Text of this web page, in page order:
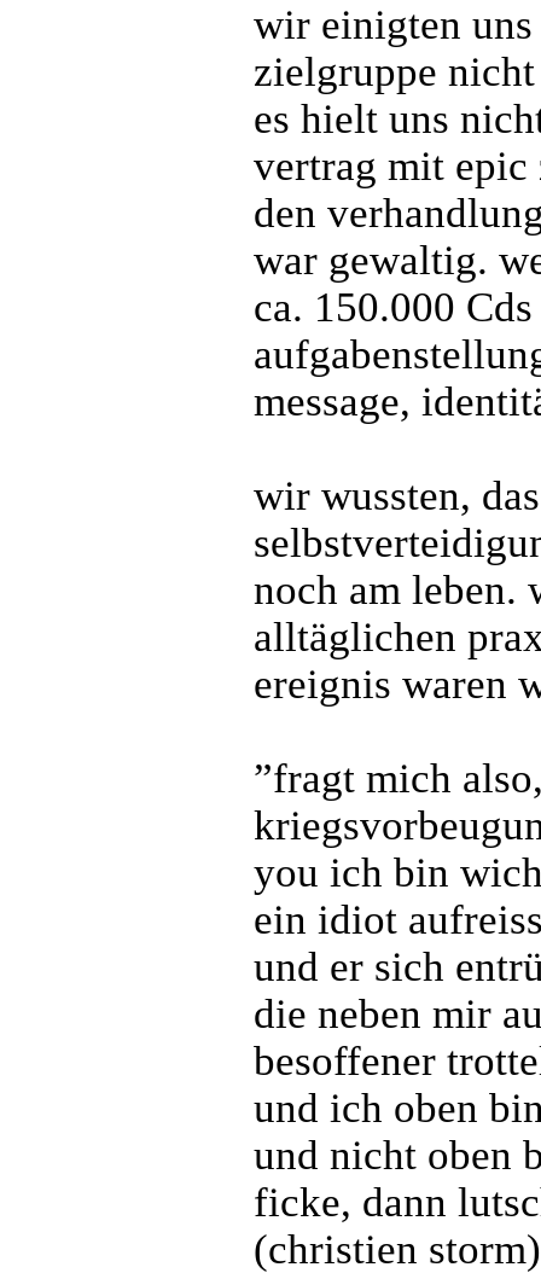
wir einigten uns
zielgruppe
es hielt uns
vertrag mit epic
den
war gewaltig.
ca. 150.000
message,
wir wussten,
noch am leben.
alltäglichen
ereignis waren
”fragt mich
you ich bin
ein idiot
und er sich
die neben mir
besoffener
und ich oben
und nicht oben
ficke, dann
(christien storm)